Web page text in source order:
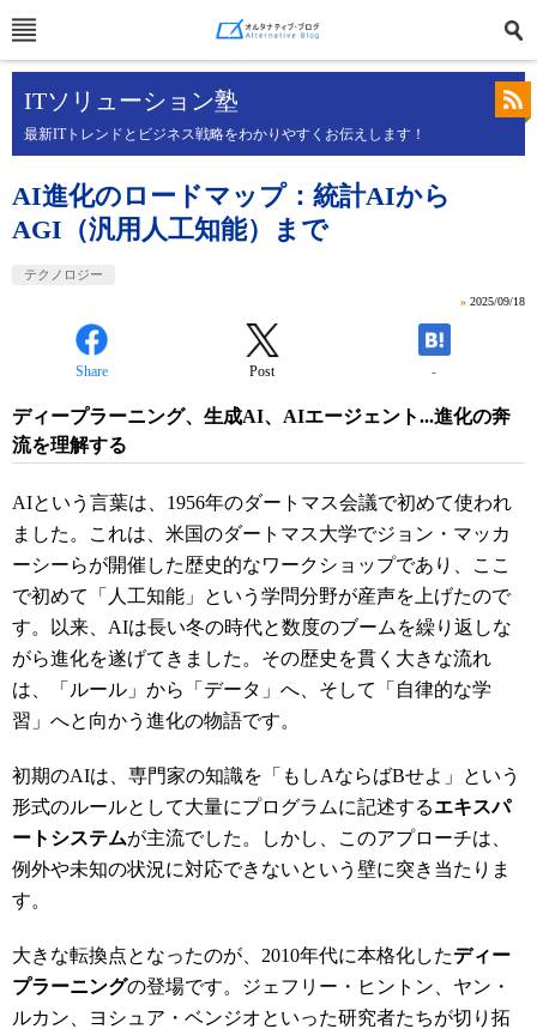
ITソリューション塾
最新ITトレンドとビジネス戦略をわかりやすくお伝えします！
AI進化のロードマップ：統計AIから
AGI（汎用人工知能）まで
テクノロジー
» 2025/09/18
Share Post -
ディープラーニング、生成AI、AIエージェント...進化の奔
流を理解する
AIという言葉は、1956年のダートマス会議で初めて使われ
ました。これは、米国のダートマス大学でジョン・マッカ
ーシーらが開催した歴史的なワークショップであり、ここ
で初めて「人工知能」という学問分野が産声を上げたので
す。以来、AIは長い冬の時代と数度のブームを繰り返しな
がら進化を遂げてきました。その歴史を貫く大きな流れ
は、「ルール」から「データ」へ、そして「自律的な学
習」へと向かう進化の物語です。
初期のAIは、専門家の知識を「もしAならばBせよ」という
形式のルールとして大量にプログラムに記述するエキスパ
ートシステムが主流でした。しかし、このアプローチは、
例外や未知の状況に対応できないという壁に突き当たりま
す。
大きな転換点となったのが、2010年代に本格化したディー
プラーニングの登場です。ジェフリー・ヒントン、ヤン・
ルカン、ヨシュア・ベンジオといった研究者たちが切り拓